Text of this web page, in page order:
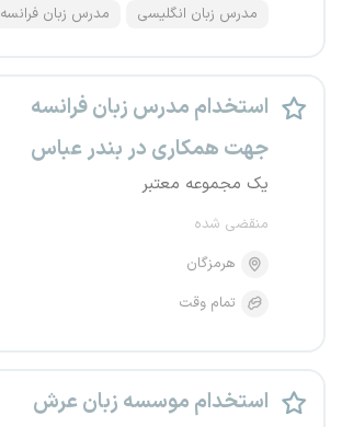
مدرس زبان انگلیسی مدرس زبان فرانسه
استخدام مدرس زبان فرانسه
جهت همکاری در بندر عباس
یک مجموعه معتبر
منقضی شده
هرمزگان
تمام وقت
استخدام موسسه زبان عرش